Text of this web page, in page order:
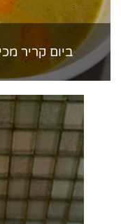
ביום קריר